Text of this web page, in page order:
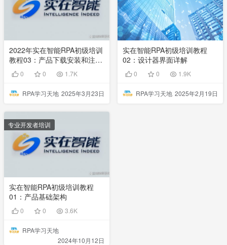
2022年实在智能RPA初级培训
教程03：产品下载安装和注册
介绍 0 0 1.7K
RPA学习天地 2025年3月23日
实在智能RPA初级培训教程
02：设计器界面详解
0 0 1.9K
RPA学习天地 2025年2月19日
专业开发者培训
实在智能RPA初级培训教程
01：产品基础架构
0 0 3.6K
RPA学习天地
2024年10月12日